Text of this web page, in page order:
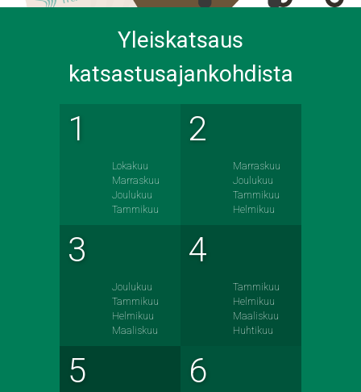
Yleiskatsaus
katsastusajankohdista
1
Lokakuu
Marraskuu
Joulukuu
Tammikuu
2
Marraskuu
Joulukuu
Tammikuu
Helmikuu
3
Joulukuu
Tammikuu
Helmikuu
Maaliskuu
4
Tammikuu
Helmikuu
Maaliskuu
Huhtikuu
5 6